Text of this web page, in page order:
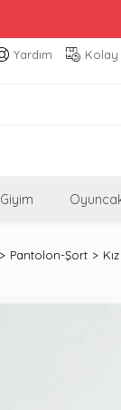
Yardım Kolay
Giyim
Pantolon-Şort Kız